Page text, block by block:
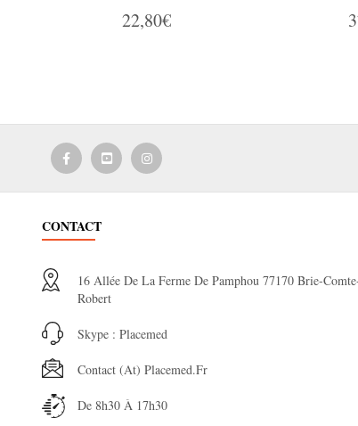
22,80€
CONTACT
16 Allée De La Ferme De Pamphou 77170 Brie-
Robert
Skype : Placemed
Contact (at) Placemed.fr
De 8h30 À 17h30